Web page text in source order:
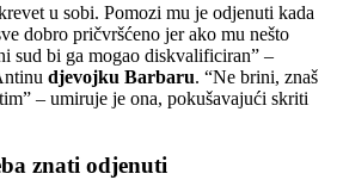
u sobi. Pomozi mu je odjenuti kada
dobro pričvršćeno jer ako mu nešto
sud bi ga mogao diskvalificiran” –
djevojku Barbaru. “Ne brini, znaš
– umiruje je ona, pokušavajući skriti
znati odjenuti